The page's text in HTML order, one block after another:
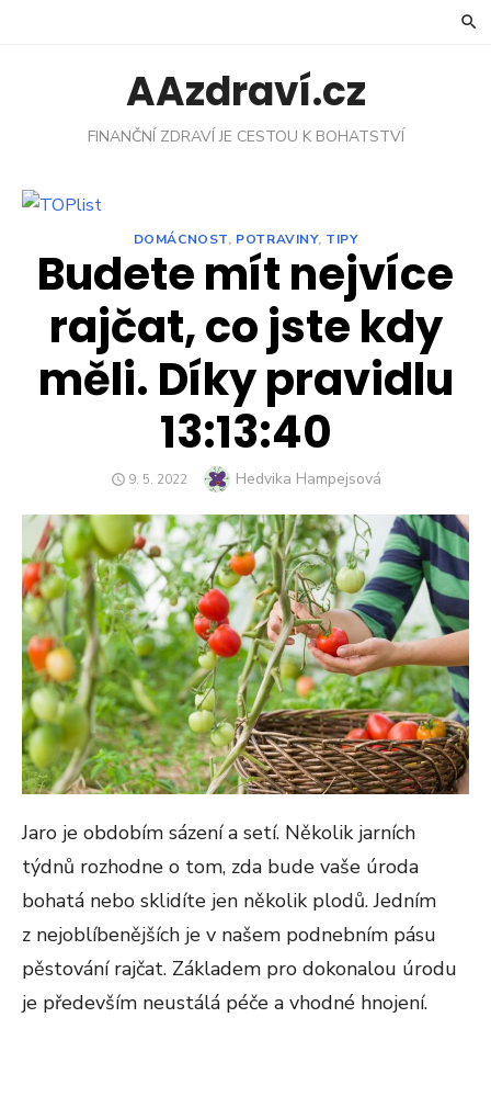
AAzdraví.cz
FINANČNÍ ZDRAVÍ JE CESTOU K BOHATSTVÍ
DOMÁCNOST, POTRAVINY, TIPY
Budete mít nejvíce
rajčat, co jste kdy
měli. Díky pravidlu
13:13:40
POSTED
9. 5. 2022 Author
Hedvika Hampejsová
Jaro je obdobím sázení a setí. Několik jarních
týdnů rozhodne o tom, zda bude vaše úroda
bohatá nebo sklidíte jen několik plodů. Jedním
z nejoblíbenějších je v našem podnebním pásu
pěstování rajčat. Základem pro dokonalou úrodu
je především neustálá péče a vhodné hnojení.